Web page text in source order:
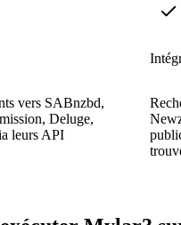
vers SABnzbd,
Deluge,
leurs API